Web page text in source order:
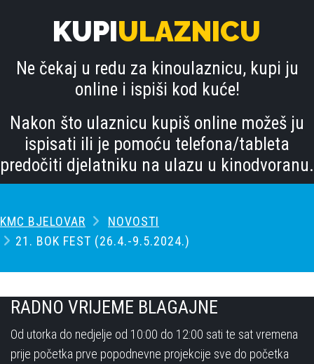
KUPIULAZNICU
Ne čekaj u redu za kinoulaznicu, kupi ju
online i ispiši kod kuće!
Nakon što ulaznicu kupiš online možeš ju
ispisati ili je pomoću telefona/tableta
predočiti djelatniku na ulazu u kinodvoranu.
KMC BJELOVAR
NOVOSTI
21. BOK FEST (26.4.-9.5.2024.)
RADNO VRIJEME BLAGAJNE
Od utorka do nedjelje od 10:00 do 12:00 sati te sat vremena
prije početka prve popodnevne projekcije sve do početka